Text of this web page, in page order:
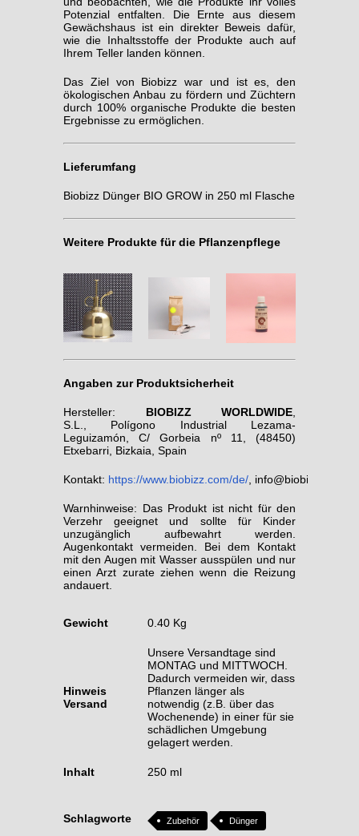
Potenzial entfalten. Die Ernte aus diesem
Gewächshaus ist ein direkter Beweis dafür,
wie die Inhaltsstoffe der Produkte auch auf
Ihrem Teller landen können.
Das Ziel von Biobizz war und ist es, den
ökologischen Anbau zu fördern und Züchtern
durch 100% organische Produkte die besten
Ergebnisse zu ermöglichen.
Lieferumfang
Biobizz Dünger BIO GROW in 250 ml Flasche
Weitere Produkte für die Pflanzenpflege
Angaben zur Produktsicherheit
Hersteller: BIOBIZZ WORLDWIDE
S.L., Polígono Industrial Lezama-
Leguizamón, C/ Gorbeia nº 11, (48450)
Etxebarri, Bizkaia, Spain
Kontakt: https://www.biobizz.com/de/ , info@biobizz.com
Warnhinweise: Das Produkt ist nicht für den
Verzehr geeignet und sollte für Kinder
unzugänglich aufbewahrt werden.
Augenkontakt vermeiden. Bei dem Kontakt
mit den Augen mit Wasser ausspülen und nur
einen Arzt zurate ziehen wenn die Reizung
andauert.
Gewicht 0.40 Kg
Hinweis
Versand
Unsere Versandtage sind
MONTAG und MITTWOCH.
Dadurch vermeiden wir, dass
Pflanzen länger als
notwendig (z.B. über das
Wochenende) in einer für sie
schädlichen Umgebung
gelagert werden.
Inhalt 250 ml
Schlagworte Zubehör Dünger